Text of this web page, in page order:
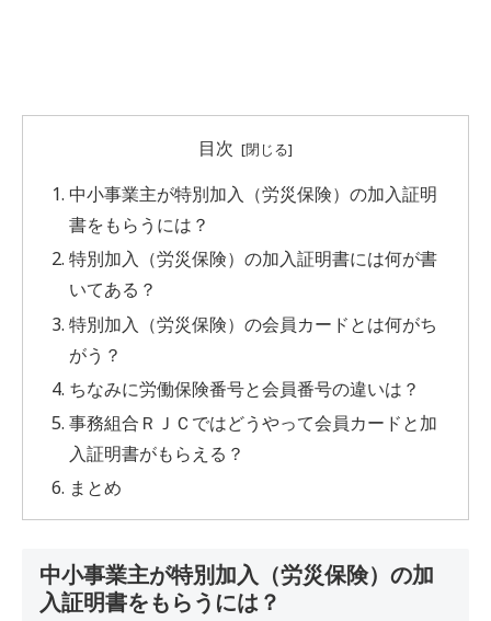
目次
中小事業主が特別加入（労災保険）の加入証明
書をもらうには？
特別加入（労災保険）の加入証明書には何が書
いてある？
特別加入（労災保険）の会員カードとは何がち
がう？
ちなみに労働保険番号と会員番号の違いは？
事務組合ＲＪＣではどうやって会員カードと加
入証明書がもらえる？
まとめ
中小事業主が特別加入（労災保険）の加
入証明書をもらうには？